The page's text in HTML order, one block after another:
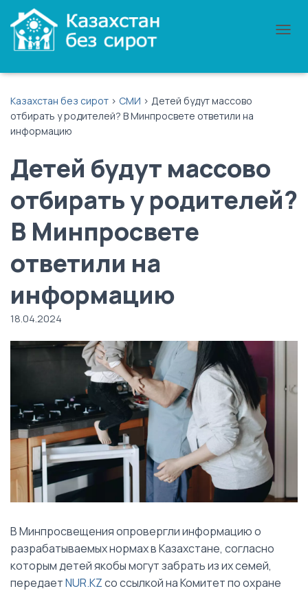
А
Казахстан без сирот > СМИ > Детей будут массово
отбирать у родителей? В Минпросвете ответили на
информацию
Детей будут массово
отбирать у родителей?
В Минпросвете
ответили на
информацию
18.04.2024
В Минпросвещения опровергли информацию о
разрабатываемых нормах в Казахстане, согласно
которым детей якобы могут забрать из их семей,
передаетNUR.KZсо ссылкой на Комитет по охране